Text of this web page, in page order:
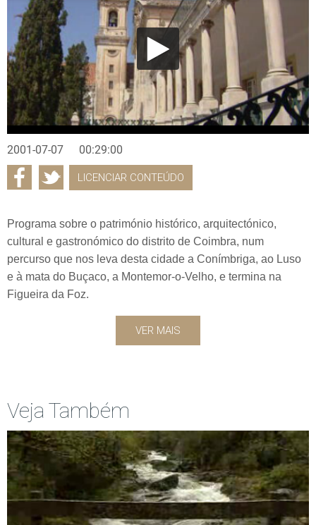
2001-07-07 00:29:00
LICENCIAR CONTEÚDO
Programa sobre o património histórico, arquitectónico,
cultural e gastronómico do distrito de Coimbra, num
percurso que nos leva desta cidade a Conímbriga, ao Luso
e à mata do Buçaco, a Montemor-o-Velho, e termina na
Figueira da Foz.
VER MAIS
Veja Também